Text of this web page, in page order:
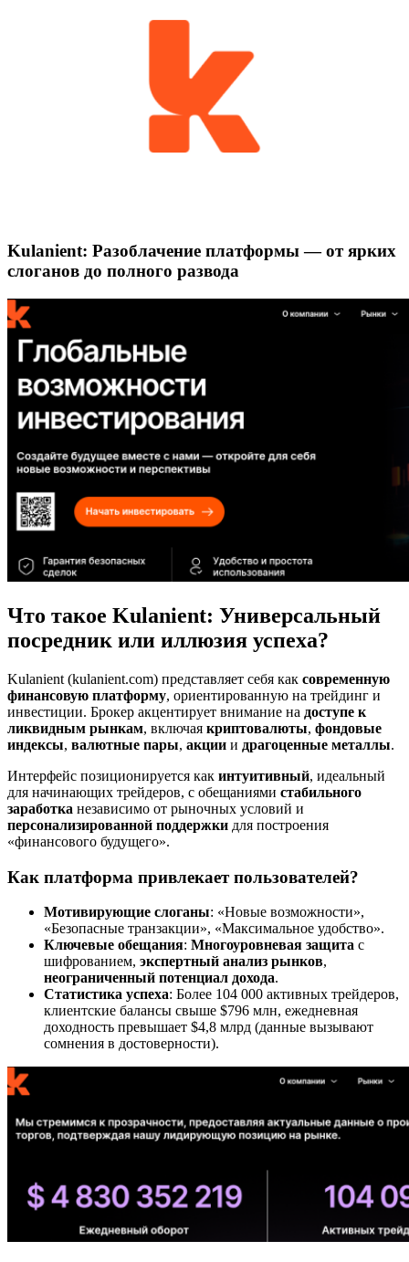
Kulanient: Разоблачение платформы — от ярких
слоганов до полного развода
Что такое Kulanient: Универсальный
посредник или иллюзия успеха?
Kulanient (kulanient.com) представляет себя как современную
финансовую платформу, ориентированную на трейдинг и
инвестиции. Брокер акцентирует внимание на доступе к
ликвидным рынкам, включая криптовалюты, фондовые
индексы, валютные пары, акции и драгоценные металлы.
Интерфейс позиционируется как интуитивный, идеальный
для начинающих трейдеров, с обещаниями стабильного
заработка независимо от рыночных условий и
персонализированной поддержки для построения
«финансового будущего».
Как платформа привлекает пользователей?
Мотивирующие слоганы: «Новые возможности»,
«Безопасные транзакции», «Максимальное удобство».
Ключевые обещания: Многоуровневая защита с
шифрованием, экспертный анализ рынков,
неограниченный потенциал дохода.
Статистика успеха: Более 104 000 активных трейдеров,
клиентские балансы свыше $796 млн, ежедневная
доходность превышает $4,8 млрд (данные вызывают
сомнения в достоверности).